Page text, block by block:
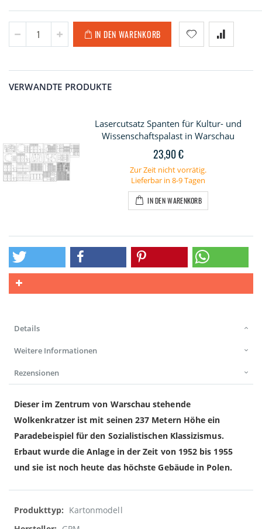
IN DEN WARENKORB
VERWANDTE PRODUKTE
Lasercutsatz Spanten für Kultur- und
Wissenschaftspalast in Warschau
23,90 €
Zur Zeit nicht vorrätig.
Lieferbar in 8-9 Tagen
IN DEN WARENKORB
Details
Weitere Informationen
Rezensionen
Dieser im Zentrum von Warschau stehende
Wolkenkratzer ist mit seinen 237 Metern Höhe ein
Paradebeispiel für den Sozialistischen Klassizismus.
Erbaut wurde die Anlage in der Zeit von 1952 bis 1955
und sie ist noch heute das höchste Gebäude in Polen.
Weitere
Informationen
Kartonmodell